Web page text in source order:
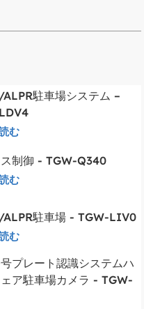
駐車場システム –
む
制御 - TGW-Q340
む
ALPR駐車場 - TGW-LIV0
む
プレート認識システムハ
ア駐車場カメラ - TGW-